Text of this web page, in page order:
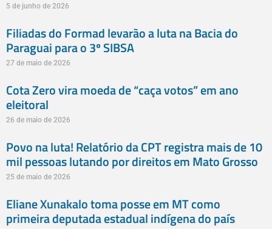
5 de junho de 2026
Filiadas do Formad levarão a luta na Bacia do
Paraguai para o 3º SIBSA
27 de maio de 2026
Cota Zero vira moeda de “caça votos” em ano
eleitoral
26 de maio de 2026
Povo na luta! Relatório da CPT registra mais de 10
mil pessoas lutando por direitos em Mato Grosso
25 de maio de 2026
Eliane Xunakalo toma posse em MT como
primeira deputada estadual indígena do país